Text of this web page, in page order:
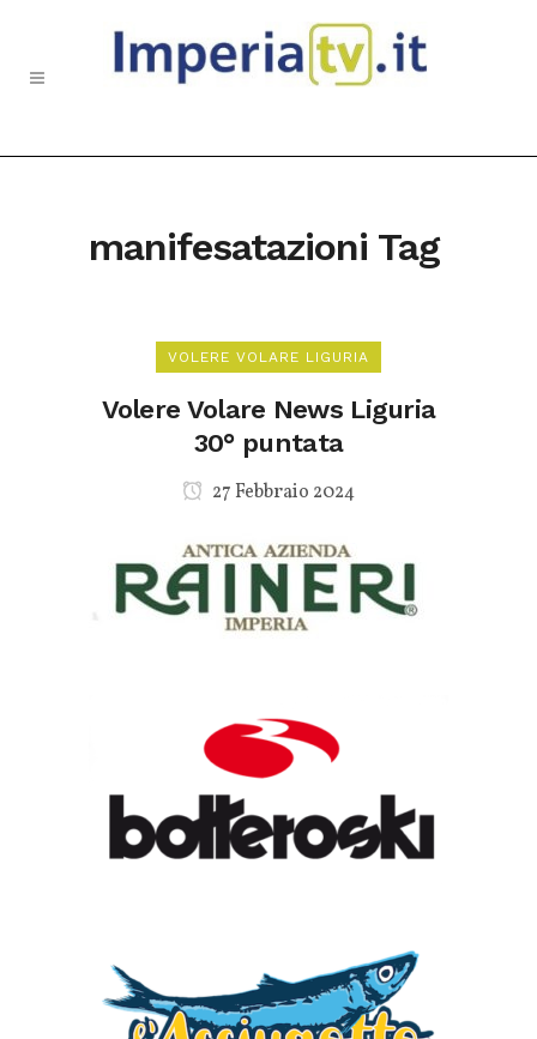
manifesatazioni Tag
VOLERE VOLARE LIGURIA
Volere Volare News Liguria
30° puntata
27 Febbraio 2024